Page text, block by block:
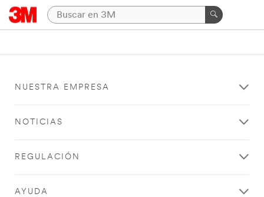
NUESTRA EMPRESA
NOTICIAS
REGULACIÓN
AYUDA